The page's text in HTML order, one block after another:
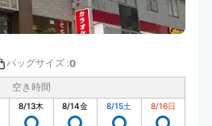
バッグサイズ :0
空き時間
8/13木 8/14金 8/15土 8/16日